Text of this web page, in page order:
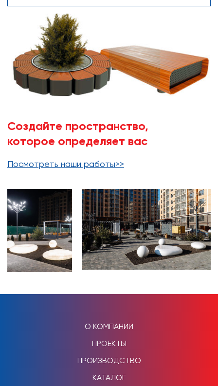
Создайте пространство,
которое определяет вас
Посмотреть наши работы>>
О КОМПАНИИ
ПРОЕКТЫ
ПРОИЗВОДСТВО
КАТАЛОГ